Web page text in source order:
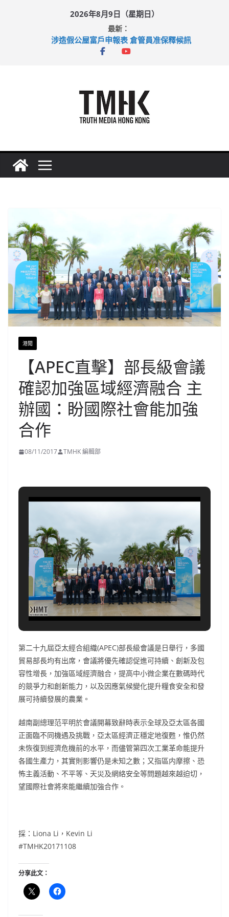
2026年8月9日（星期日）
最新：
涉造假公屋富戶申報表 倉管員准保釋候訊
港聞
【APEC直擊】部長級會議
確認加強區域經濟融合 主
辦國：盼國際社會能加強
合作
08/11/2017 TMHK 編輯部
第二十九屆亞太經合組織(APEC)部長級會議是日舉行，多國
貿易部長均有出席，會議將優先確認促進可持續、創新及包
容性增長，加強區域經濟融合，提高中小微企業在數碼時代
的競爭力和創新能力，以及因應氣候變化提升糧食安全和發
展可持續發展的農業。
越南副總理范平明於會議開幕致辭時表示全球及亞太區各國
正面臨不同機遇及挑戰，亞太區經濟正穩定地復甦，惟仍然
未恢復到經濟危機前的水平，而儘管第四次工業革命能提升
各國生產力，其實則影響仍是未知之數；又指區内摩擦、恐
怖主義活動、不平等、天災及網絡安全等問題越來越迫切，
望國際社會將來能繼續加強合作。
採：Liona Li，Kevin Li
#TMHK20171108
分享此文：